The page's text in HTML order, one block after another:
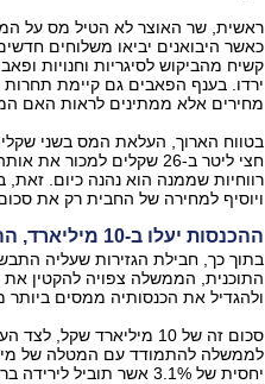
ראשית, שר האוצר לא הטיל מס על
כאשר היבואנים יביאו משלוחים
קשיח מהביקוש לסיגריות וחנויות
ירדו. בענף הפאבים גם קיימת
מחירים אלא ממתינים לראות האם
בטווח הארוך, העלאת המס בשני
רווחיות שממנה הוא נהנה כיום.
ויוסיף למחירה של החבית רק את
ההכנסות יעלו ב-10 מיליארד, ההוצאות יקטנו ב-900 מיליון
בתוך כך, חבילת הגזירות שעליה
ולהגדיל את הכנסותיה ממסים ביותר מ-10 מיליארד שקל מידי
לממשלה להתמודד עם המטלה של
יחסית של 3.1% אשר תוביל לירידה ברווחי החברות המשלמות מסים.